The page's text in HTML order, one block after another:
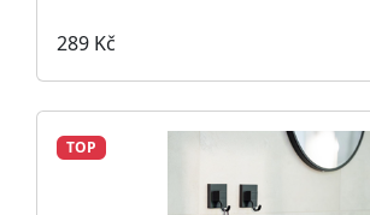
289 Kč
TOP